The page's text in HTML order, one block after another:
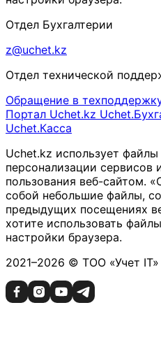
Отдел Бухгалтерии
z@uchet.kz
Отдел технической
Обращение в
Портал Uchet.kz
Uchet.Касса
Uchet.kz использует
персонализации сервисов
пользования веб-сайтом.
собой небольшие файлы,
предыдущих посещениях
хотите использовать
настройки браузера.
2021–2026 © ТОО «Учет IT»